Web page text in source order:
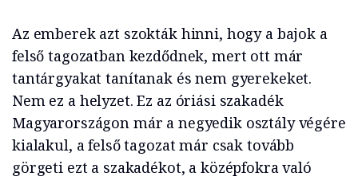
Az emberek azt szokták hinni, hogy a bajok a
felső tagozatban kezdődnek, mert ott már
tantárgyakat tanítanak és nem gyerekeket.
Nem ez a helyzet. Ez az óriási szakadék
Magyarországon már a negyedik osztály végére
kialakul, a felső tagozat már csak tovább
görgeti ezt a szakadékot, a középfokra való